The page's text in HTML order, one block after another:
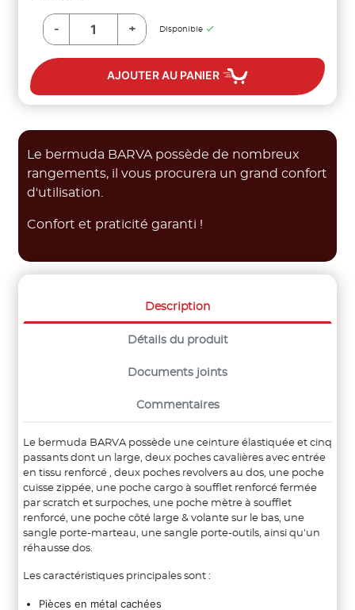
- + 
Disponible
AJOUTER AU PANIER
Le bermuda BARVA possède de nombreux
rangements, il vous procurera un grand confort
d'utilisation.
Confort et praticité garanti !
Description
Détails du produit
Documents joints
Commentaires
Le bermuda BARVA possède une ceinture élastiquée et cinq
passants dont un large​, deux poches cavalières avec entrée
en tissu renforcé​ , deux poches revolvers au dos​, une poche
cuisse zippée, une poche cargo à soufflet renforcé fermée
par scratch et surpoches​, une poche mètre à soufflet
renforcé​, une poche côté large & volante sur le bas​, une
sangle porte-marteau​, une sangle porte-outils​, ainsi qu'un
réhausse dos​.
Les caractéristiques principales sont :
Pièces en métal cachées​